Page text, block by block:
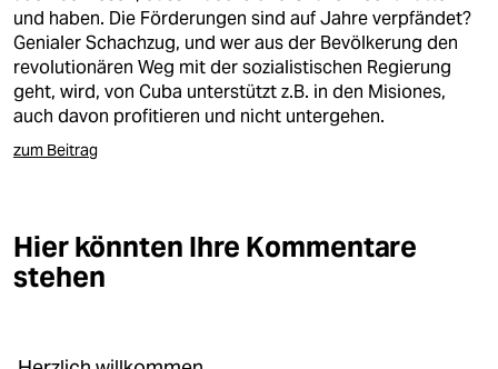
und haben. Die Förderungen sind auf Jahre verpfändet?
Genialer Schachzug, und wer aus der Bevölkerung den
revolutionären Weg mit der sozialistischen Regierung
geht, wird, von Cuba unterstützt z.B. in den Misiones,
auch davon profitieren und nicht untergehen.
zum Beitrag
Hier könnten Ihre Kommentare
stehen